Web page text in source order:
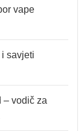
vape
savjeti
– vodič za